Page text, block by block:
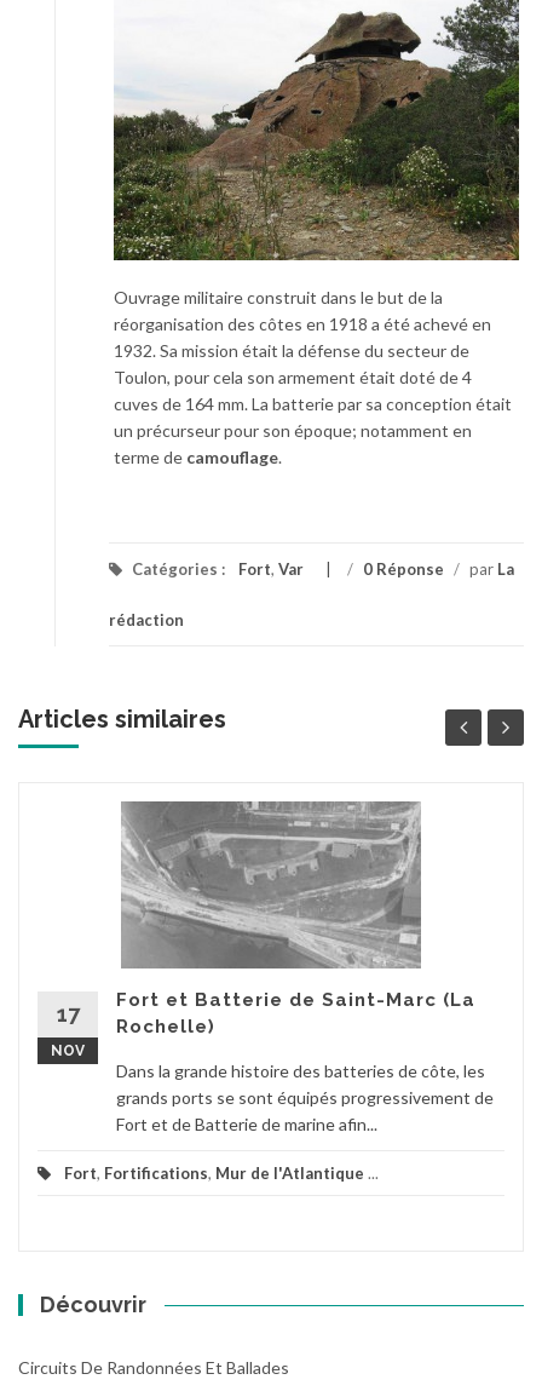
Ouvrage militaire construit dans le but de la
réorganisation des côtes en 1918 a été achevé en
1932. Sa mission était la défense du secteur de
Toulon, pour cela son armement était doté de 4
cuves de 164 mm. La batterie par sa conception était
un précurseur pour son époque; notamment en
terme de camouflage.
Catégories : Fort, Var / 0 Réponse / par La
rédaction
Articles similaires
17
NOV
Fort et Batterie de Saint-Marc (La
Rochelle)
Dans la grande histoire des batteries de côte, les
grands ports se sont équipés progressivement de
Fort et de Batterie de marine afin...
Fort, Fortifications, Mur de l'Atlantique ...
Découvrir
Circuits De Randonnées Et Ballades